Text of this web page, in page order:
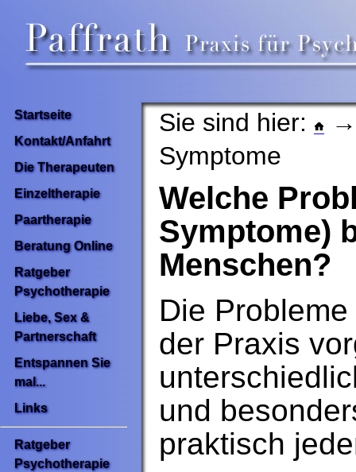
Startseite
Kontakt/Anfahrt
Die Therapeuten
Einzeltherapie
Paartherapie
Beratung Online
Ratgeber
Psychotherapie
Liebe, Sex &
Partnerschaft
Entspannen Sie
mal...
Links
Ratgeber
Psychotherapie
Sie sind hier:
→
Symptome
Welche
Symptome)
Menschen?
Die
der Praxis
und
praktisch